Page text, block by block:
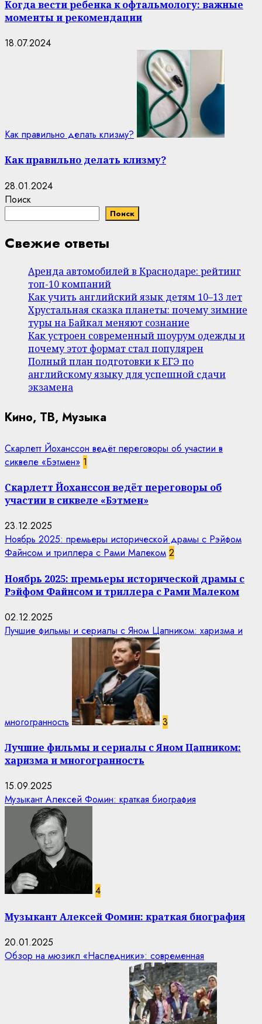
Когда вести ребенка к офтальмологу: важные
моменты и рекомендации
18.07.2024
Как правильно делать клизму?
Как правильно делать клизму?
28.01.2024
Поиск
Поиск
Свежие ответы
Аренда автомобилей в Краснодаре: рейтинг
топ-10 компаний
Как учить английский язык детям 10–13 лет
Хрустальная сказка планеты: почему зимние
туры на Байкал меняют сознание
Как устроен современный шоурум одежды и
почему этот формат стал популярен
Полный план подготовки к ЕГЭ по
английскому языку для успешной сдачи
экзамена
Кино, ТВ, Музыка
Скарлетт Йоханссон ведёт переговоры об участии в
сиквеле «Бэтмен» 1
Скарлетт Йоханссон ведёт переговоры об
участии в сиквеле «Бэтмен»
23.12.2025
Ноябрь 2025: премьеры исторической драмы с Рэйфом
Файнсом и триллера с Рами Малеком 2
Ноябрь 2025: премьеры исторической драмы с
Рэйфом Файнсом и триллера с Рами Малеком
02.12.2025
Лучшие фильмы и сериалы с Яном Цапником: харизма и
многогранность 3
Лучшие фильмы и сериалы с Яном Цапником:
харизма и многогранность
15.09.2025
Музыкант Алексей Фомин: краткая биография
4
Музыкант Алексей Фомин: краткая биография
20.01.2025
Обзор на мюзикл «Наследники»: современная